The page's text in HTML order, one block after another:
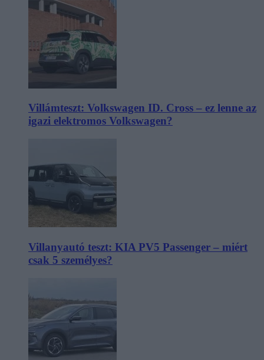
Villámteszt: Volkswagen ID. Cross – ez lenne az
igazi elektromos Volkswagen?
Villanyautó teszt: KIA PV5 Passenger – miért
csak 5 személyes?